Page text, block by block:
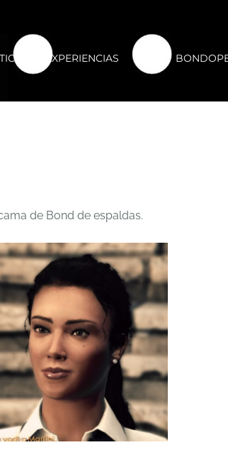
EXPERIENCIAS CLUB
de Bond de espaldas.